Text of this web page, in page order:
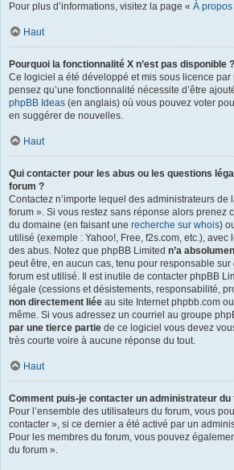
Pour plus d’informations, visitez la page « À
Haut
Pourquoi la fonctionnalité X n’est pas disponible ?
Ce logiciel a été développé et mis sous licence
pensez qu’une fonctionnalité nécessite d’être
phpBB Ideas (en anglais) où vous pouvez voter
en suggérer de nouvelles.
Haut
Qui contacter pour les abus ou les questions
forum ?
Contactez n’importe lequel des administrateurs de
forum ». Si vous restez sans réponse alors prenez
du domaine (en faisant une recherche sur whois)
utilisé (exemple : Yahoo!, Free, f2s.com, etc.), avec
des abus. Notez que phpBB Limited n’a
peut être, en aucun cas, tenu pour responsable sur
forum est utilisé. Il est inutile de contacter phpBB
légale (cessions et désistements, responsabilité,
non directement liée au site Internet phpbb.com
même. Si vous adressez un courriel au groupe
par une tierce partie de ce logiciel vous devez
très courte voire à aucune réponse du tout.
Haut
Comment puis-je contacter un administrateur du
Pour l’ensemble des utilisateurs du forum, vous
contacter », si ce dernier a été activé par un
Pour les membres du forum, vous pouvez
du forum ».